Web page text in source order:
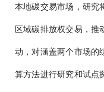
本地碳交易市场，研究
区域碳排放权交易，推
动，对涵盖两个市场的
算方法进行研究和试点